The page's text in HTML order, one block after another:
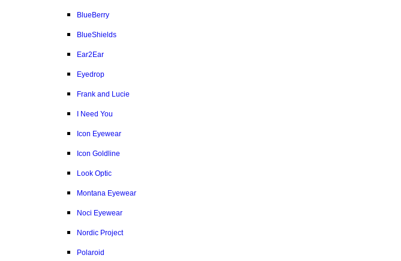
BlueBerry
BlueShields
Ear2Ear
Eyedrop
Frank and Lucie
I Need You
Icon Eyewear
Icon Goldline
Look Optic
Montana Eyewear
Noci Eyewear
Nordic Project
Polaroid